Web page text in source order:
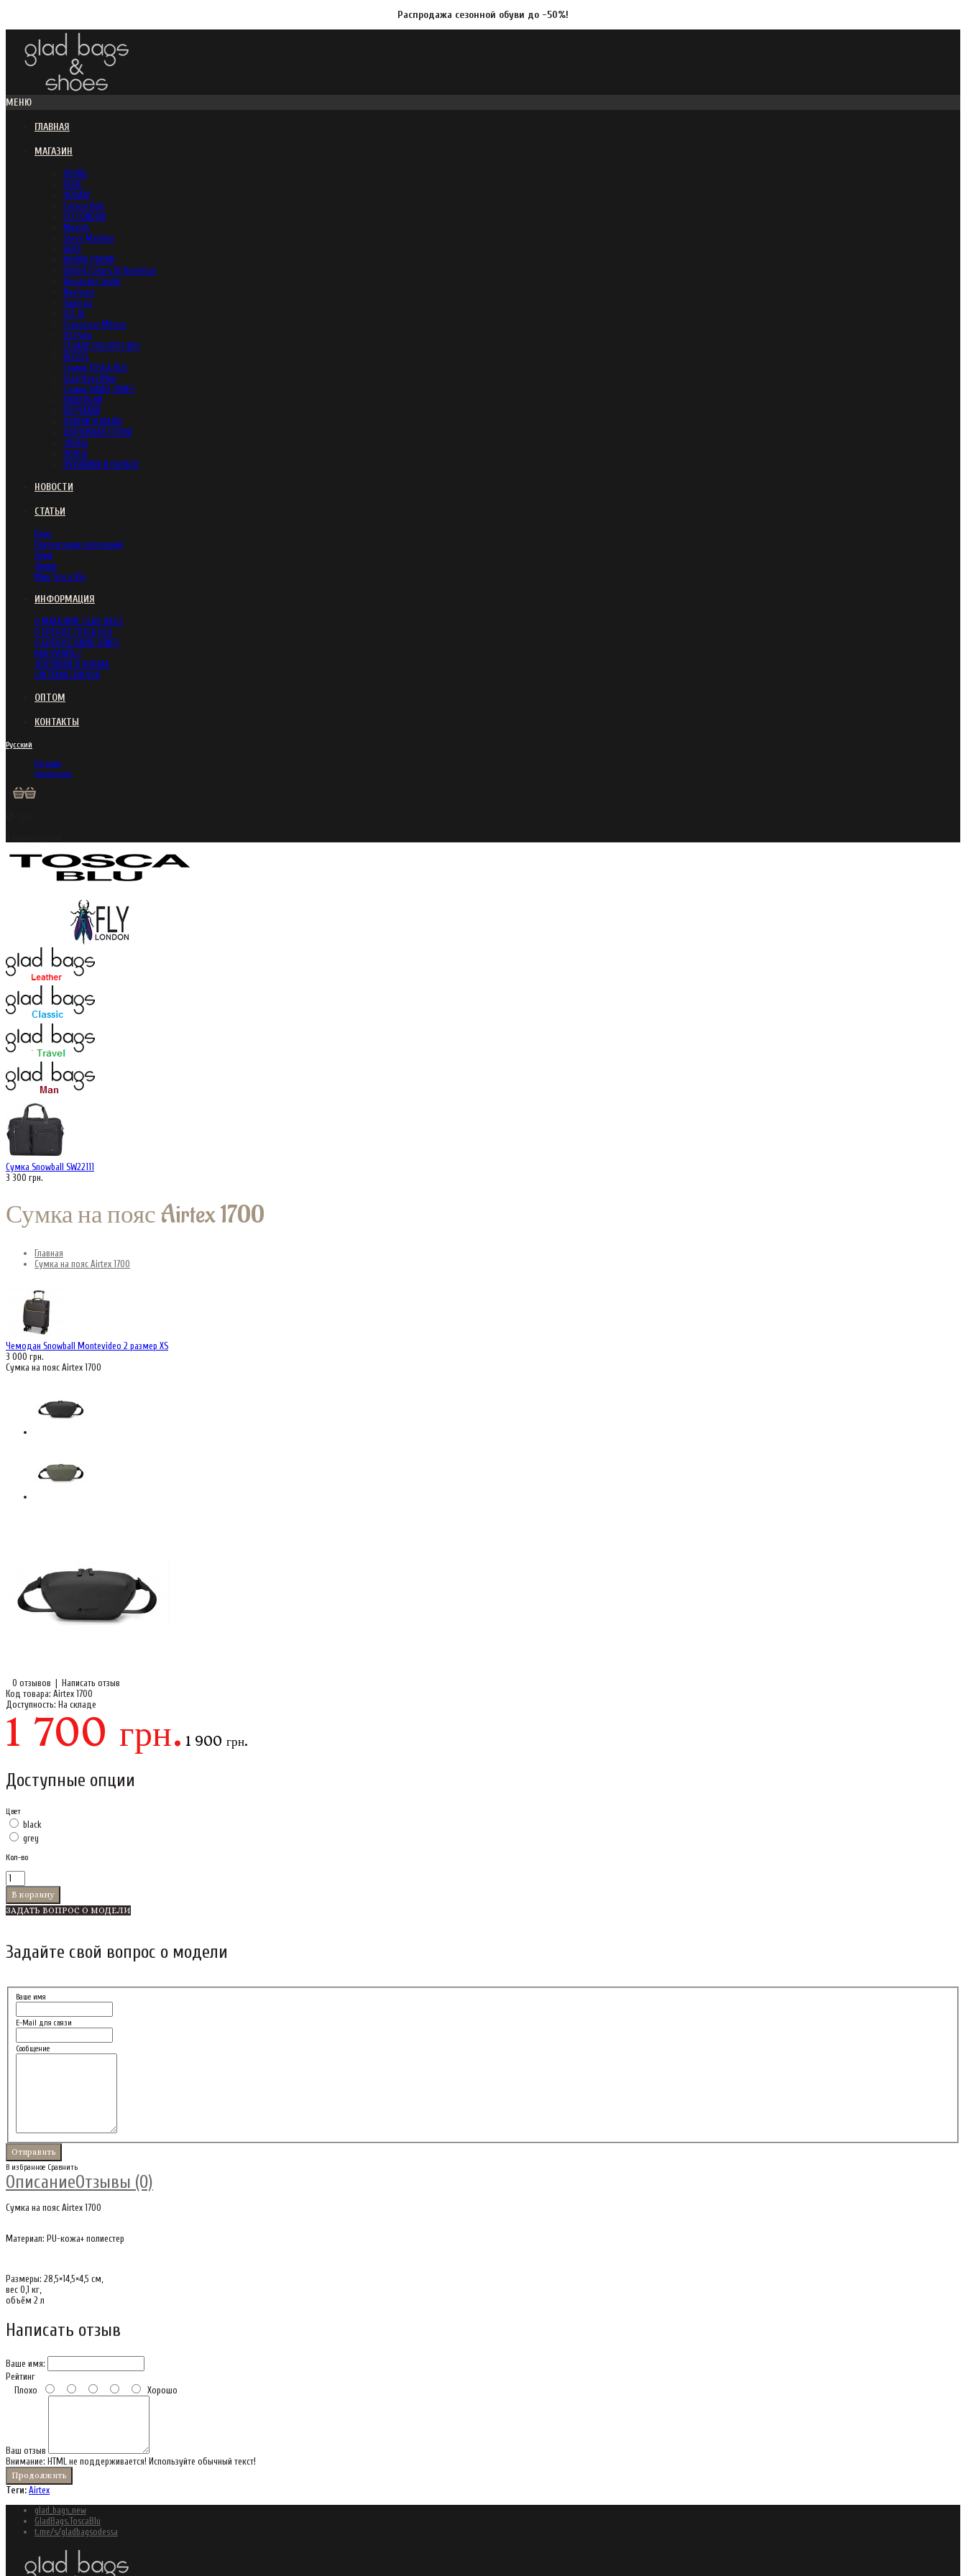
Распродажа сезонной обуви до -50%!
МЕНЮ
ГЛАВНАЯ
МАГАЗИН
ОБУВЬ
DUDE
HODAKI
Cotton Belt
FLY LONDON
Munich
Steve Madden
HOFF
BRUNO PREMI
United Colors Of Benetton
Alexander Smith
Navigare
Superga
LIU JO
Francesco Milano
US Polo
CESARE PACIOTTI 4US
REFEEL
Сумки TOSCA BLU
Glad Bags Man
Сумки DAVID JONES
КОШЕЛЬКИ
ПЕРЧАТКИ
ПЛАТКИ И ШАЛИ
ДОРОЖНАЯ СЕРИЯ
ЗОНТЫ
ПОЯСА
ПУХОВИКИ И ПАЛЬТО
НОВОСТИ
СТАТЬИ
Блог
Презентации коллекций
Луки
Линии
Мир Tosca Blu
ИНФОРМАЦИЯ
О МАГАЗИНЕ GLAD BAGS
О БРЕНДЕ TOSCA BLU
О БРЕНДЕ DAVID JONES
КАК КУПИТЬ?
ДОСТАВКА И ОПЛАТА
СИСТЕМА СКИДОК
ОПТОМ
КОНТАКТЫ
Русский
Русский
Українська
Сумка Snowball SW22111
3 300 грн.
Сумка на пояс Airtex 1700
Главная
Сумка на пояс Airtex 1700
Чемодан Snowball Montevideo 2 размер XS
3 000 грн.
Сумка на пояс Airtex 1700
0 отзывов
Написать отзыв
Код товара: Airtex 1700
Доступность: На складе
1 700 грн. 1 900 грн.
Доступные опции
Цвет
black
grey
Кол-во
ЗАДАТЬ ВОПРОС О МОДЕЛИ
Задайте свой вопрос о модели
Ваше имя
E-Mail для связи
Сообщение
В избранное Сравнить
ОписаниеОтзывы (0)
Сумка на пояс Airtex 1700
Материал: PU-кожа+ полиестер
Размеры: 28,5×14,5×4,5 см,
вес 0,1 кг,
объём 2 л
Написать отзыв
Ваше имя:
Рейтинг
Плохо
Хорошо
Ваш отзыв
Внимание: HTML не поддерживается! Используйте обычный текст!
Продолжить
Теги: Airtex
glad_bags_new
GladBags.ToscaBlu
t.me/s/gladbagsodessa